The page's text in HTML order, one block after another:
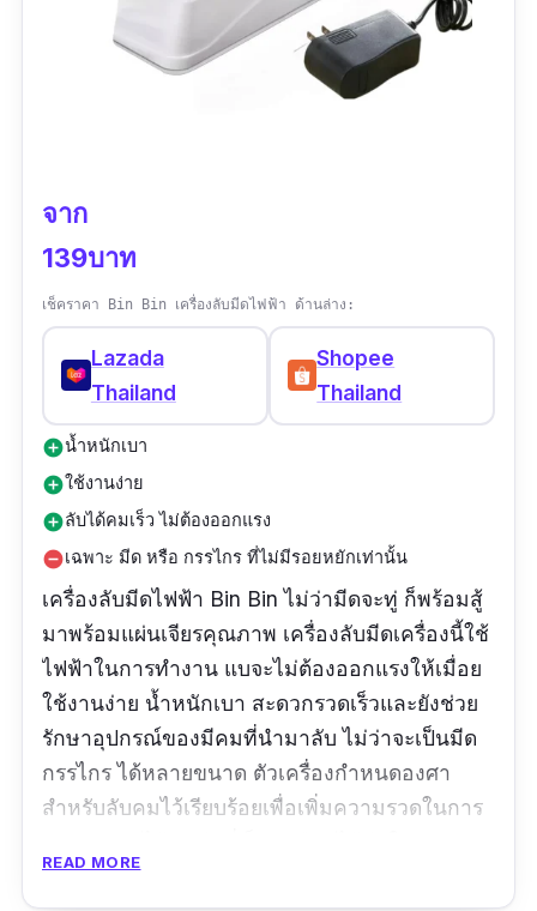
จาก
139บาท
เช็คราคา Bin Bin เครื่องลับมีดไฟฟ้า ด้านล่าง:
Lazada
Thailand
Shopee
Thailand
add_circleน้ำหนักเบา
add_circleใช้งานง่าย
add_circleลับได้คมเร็ว ไม่ต้องออกแรง
remove_circleเฉพาะ มีด หรือ กรรไกร ที่ไม่มีรอยหยักเท่านั้น
เครื่องลับมีดไฟฟ้า Bin Bin ไม่ว่ามีดจะทู่ ก็พร้อมสู้
มาพร้อมแผ่นเจียรคุณภาพ เครื่องลับมีดเครื่องนี้ใช้
ไฟฟ้าในการทำงาน แบจะไม่ต้องออกแรงให้เมื่อย
ใช้งานง่าย น้ำหนักเบา สะดวกรวดเร็วและยังช่วย
รักษาอุปกรณ์ของมีคมที่นำมาลับ ไม่ว่าจะเป็นมีด
กรรไกร ได้หลายขนาด ตัวเครื่องกำหนดองศา
สำหรับลับคมไว้เรียบร้อยเพื่อเพิ่มความรวดในการ
READ MORE